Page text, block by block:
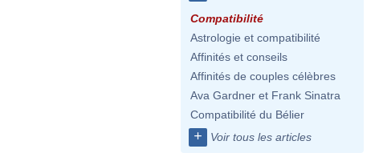
Compatibilité
Astrologie et compatibilité
Affinités et conseils
Affinités de couples célèbres
Ava Gardner et Frank Sinatra
Compatibilité du Bélier
+ Voir tous les articles